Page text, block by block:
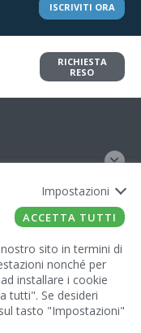
ISCRIVITI ORA
RICHIESTA
RESO
sito in termini di
nonché per
installare i cookie
tutti". Se desideri
tasto "Impostazioni"
Impostazioni
ACCETTA TUTTI